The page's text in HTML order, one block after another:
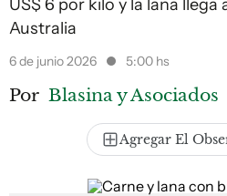
US$ 6 por kilo y la lana llega
Australia
6 de junio 2026 5:00 hs
Por Blasina y Asociados
Agregar El